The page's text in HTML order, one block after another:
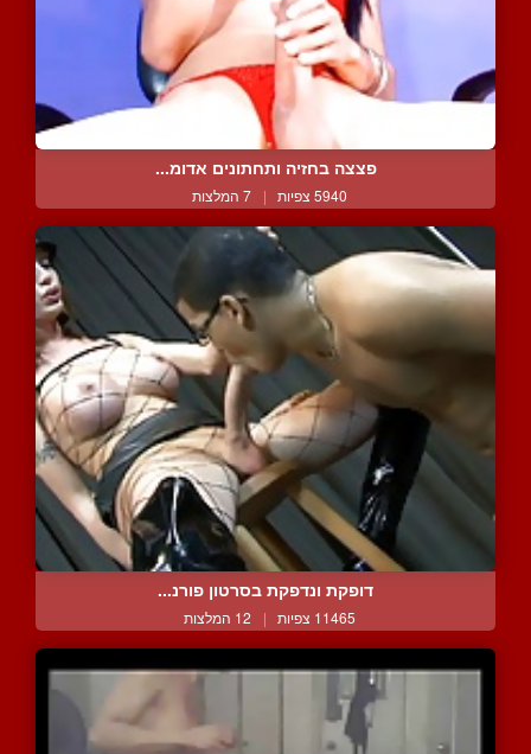
פצצה בחזיה ותחתונים אדומ...
5940 צפיות | 7 המלצות
דופקת ונדפקת בסרטון פורנ...
11465 צפיות | 12 המלצות